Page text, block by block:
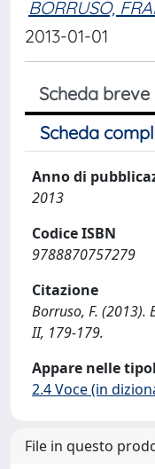
BORRUSO,
2013-01-01
Scheda breve
Scheda
Anno di
2013
Codice ISBN
9788870757279
Citazione
Borruso, F. (2013).
II, 179-179.
Appare nelle
2.4 Voce (in
File in questo